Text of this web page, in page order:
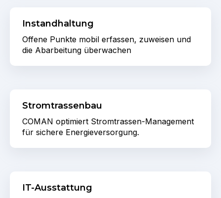
Instandhaltung
Offene Punkte mobil erfassen, zuweisen und
die Abarbeitung überwachen
Stromtrassenbau
COMAN optimiert Stromtrassen-Management
für sichere Energieversorgung.
IT-Ausstattung